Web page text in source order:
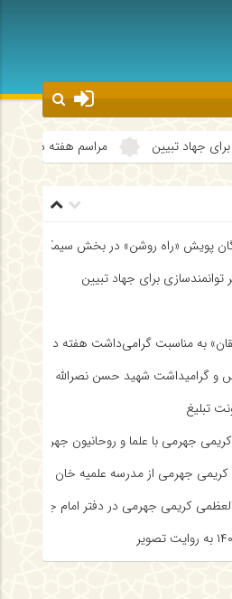
مراسم هفته دفاع مقدس و گرامیداشت شهید
پویش «راه روشن» در بخش سیمکان
برای جهاد تبیین
به مناسبت گرامی‌داشت هفته دفاع مقدس
گرامیداشت شهید حسن نصرالله برگزار شد
تبلیغ
جهرمی با علما و روحانیون جهرم
کریمی جهرمی از مدرسه علمیه خان جهرم
کریمی جهرمی در دفتر امام جمعه جهرم